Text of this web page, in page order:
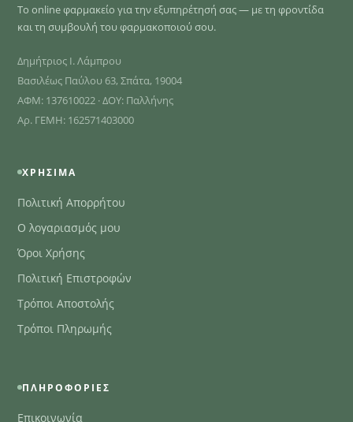
Το online φαρμακείο για την εξυπηρέτησή σας — με τη φροντίδα
και τη συμβουλή του φαρμακοποιού σου.
Δημήτριος Ι. Λάμπρου
Βασιλέως Παύλου 63, Σπάτα, 19004
ΑΦΜ: 137610022 · ΔΟΥ: Παλλήνης
Αρ. ΓΕΜΗ: 162571403000
ΧΡΉΣΙΜΑ
Πολιτική Απορρήτου
Ο λογαριασμός μου
Όροι Χρήσης
Πολιτική Επιστροφών
Τρόποι Αποστολής
Τρόποι Πληρωμής
ΠΛΗΡΟΦΟΡΊΕΣ
Επικοινωνία